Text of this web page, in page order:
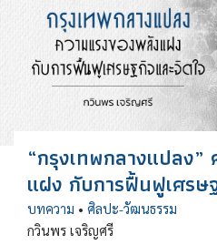
“กรุงเทพกลางแปลง
แฝง กับการฟื้นฟูเศรษ
บทความ • ศิลปะ-วัฒนธรรม
กวินพร เจริญศรี